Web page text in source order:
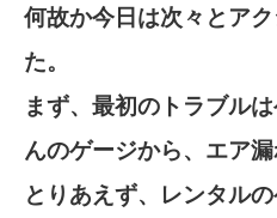
何故か今日は次々とア
た。
まず、最初のトラブル
んのゲージから、エア漏
とりあえず、レンタル